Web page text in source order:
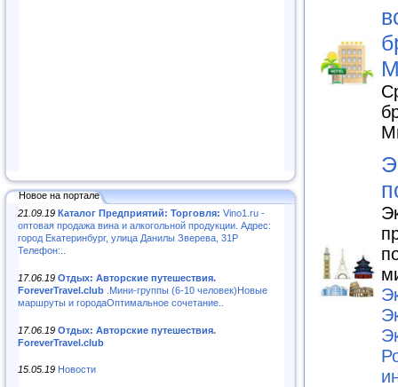
Новое на портале
21.09.19 Каталог Предприятий: Торговля: Vino1.ru -
оптовая продажа вина и алкогольной продукции. Адрес:
город Екатеринбург, улица Данилы Зверева, 31Р
Телефон:..
17.06.19 Отдых: Авторские путешествия.
ForeverTravel.club .Мини-группы (6-10 человек)Новые
маршруты и городаОптимальное сочетание..
17.06.19 Отдых: Авторские путешествия.
ForeverTravel.club
15.05.19 Новости